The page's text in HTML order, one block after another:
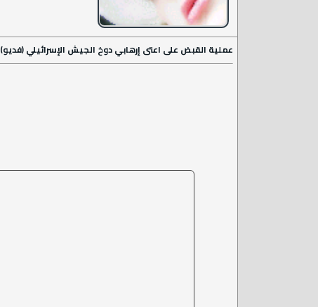
عملية القبض على اعتى إرهابي دوخ الجيش الإسرائيلي (فديو)